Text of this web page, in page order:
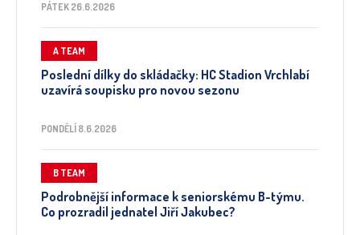
PÁTEK 26.6.2026
A TEAM
Poslední dílky do skládačky: HC Stadion Vrchlabí
uzavírá soupisku pro novou sezonu
PONDĚLÍ 8.6.2026
B TEAM
Podrobnější informace k seniorskému B-týmu.
Co prozradil jednatel Jiří Jakubec?